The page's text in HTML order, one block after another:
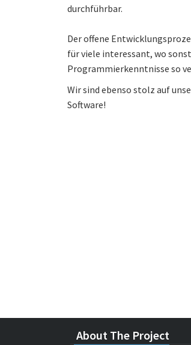
durchführbar.
Der offene
für viele interessant, wo
Programmierkenntnisse so
Wir sind ebenso stolz auf
Software!
About The Project